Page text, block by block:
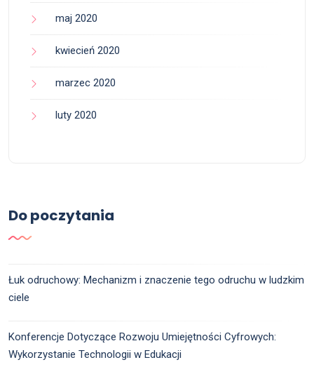
maj 2020
kwiecień 2020
marzec 2020
luty 2020
Do poczytania
Łuk odruchowy: Mechanizm i znaczenie tego odruchu w ludzkim
ciele
Konferencje Dotyczące Rozwoju Umiejętności Cyfrowych:
Wykorzystanie Technologii w Edukacji